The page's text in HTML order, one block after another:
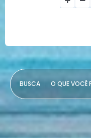
O QUE VOCÊ PROCURA?